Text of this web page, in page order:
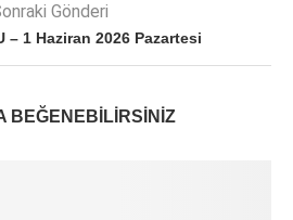
Gönderi
– 1 Haziran 2026 Pazartesi
BEĞENEBILIRSINIZ